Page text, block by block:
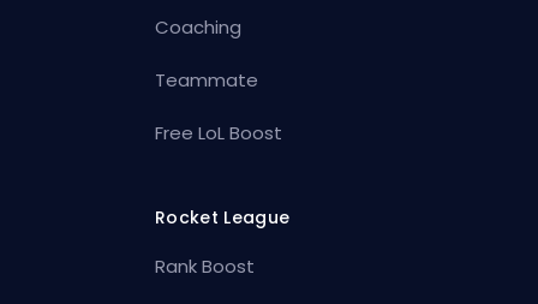
Coaching
Teammate
Free LoL Boost
Rocket League
Rank Boost